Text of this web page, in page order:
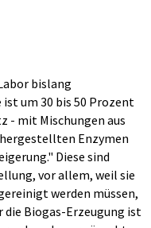
bislang
um 30 bis 50 Prozent
- mit Mischungen aus
Enzymen
Diese sind
vor allem, weil sie
werden müssen,
die Biogas-Erzeugung ist